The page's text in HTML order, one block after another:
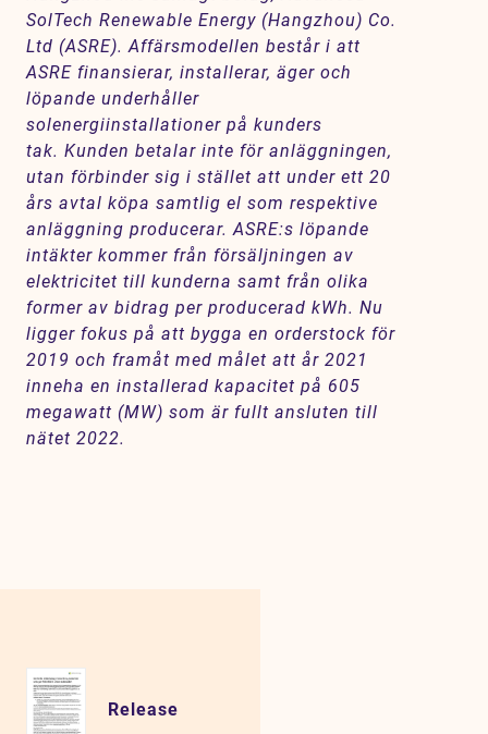
SolTech Renewable Energy (Hangzhou) Co.
Ltd (ASRE). Affärsmodellen består i att
ASRE finansierar, installerar, äger och
löpande underhåller
solenergiinstallationer på kunders
tak. Kunden betalar inte för anläggningen,
utan förbinder sig i stället att under ett 20
års avtal köpa samtlig el som respektive
anläggning producerar. ASRE:s löpande
intäkter kommer från försäljningen av
elektricitet till kunderna samt från olika
former av bidrag per producerad kWh. Nu
ligger fokus på att bygga en orderstock för
2019 och framåt med målet att år 2021
inneha en installerad kapacitet på 605
megawatt (MW) som är fullt ansluten till
nätet 2022.
Release